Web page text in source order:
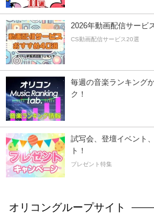
2026年動画配信サービ
CS動画配信サービス20選
毎週の音楽ランキング
ク！
試写会、登壇イベント
ト！
プレゼント特集
オリコングループサイト